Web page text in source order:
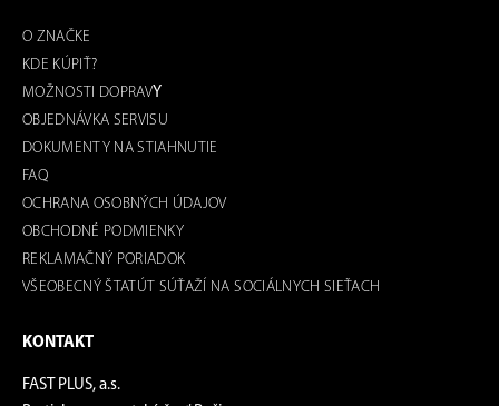
O ZNAČKE
KDE KÚPIŤ?
MOŽNOSTI DOPRAVY
OBJEDNÁVKA SERVISU
DOKUMENTY NA STIAHNUTIE
FAQ
OCHRANA OSOBNÝCH ÚDAJOV
OBCHODNÉ PODMIENKY
REKLAMAČNÝ PORIADOK
VŠEOBECNÝ ŠTATÚT SÚŤAŽÍ NA SOCIÁLNYCH SIEŤACH
KONTAKT
FAST PLUS, a.s.